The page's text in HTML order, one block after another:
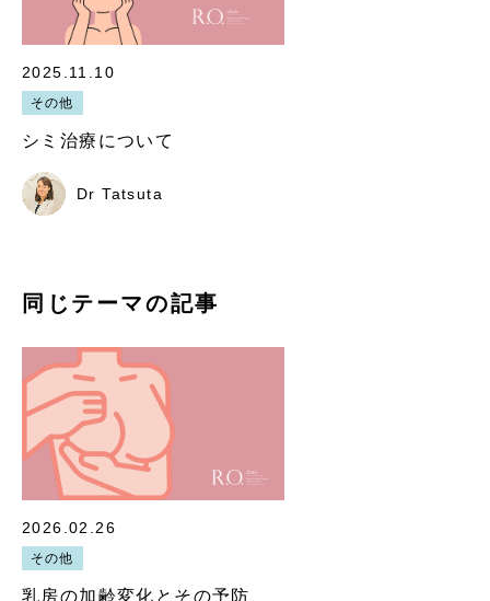
2025.11.10
その他
シミ治療について
Dr Tatsuta
同じテーマの記事
2026.02.26
その他
乳房の加齢変化とその予防